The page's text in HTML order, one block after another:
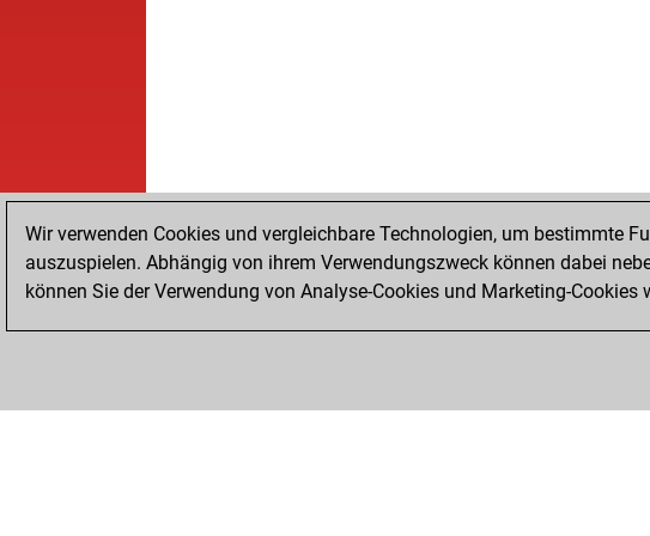
Wir verwenden Cookies und vergleichbare Technologien, um bestimmte
auszuspielen. Abhängig von ihrem Verwendungszweck können dabei
können Sie der Verwendung von Analyse-Cookies und Marketing-